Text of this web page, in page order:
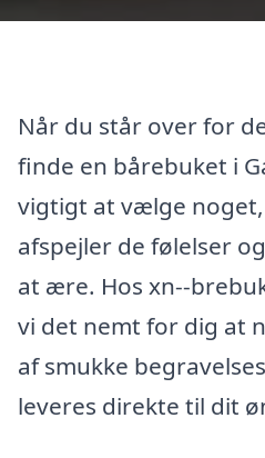
Når du står over for
finde en bårebuket i
vigtigt at vælge
afspejler de følelser
at ære. Hos xn--
vi det nemt for dig at
af smukke
leveres direkte til dit